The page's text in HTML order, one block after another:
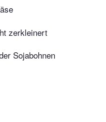
zerkleinert
Sojabohnen